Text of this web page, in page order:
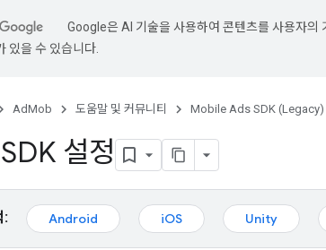
Google은 AI 기술을 사용하여 콘텐츠를 사용자의
있을 수 있습니다.
AdMob 도움말 및 커뮤니티 Mobile Ads SDK
설정
: Android iOS Unity